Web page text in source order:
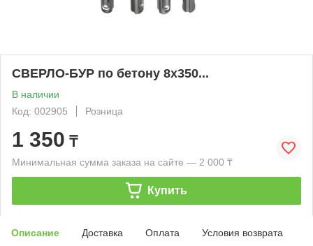
СВЕРЛО-БУР по бетону 8х350...
В наличии
Код: 002905
Розница
1 350 ₸
Минимальная сумма заказа на сайте — 2 000 ₸
Купить
Описание Доставка Оплата Условия возврата